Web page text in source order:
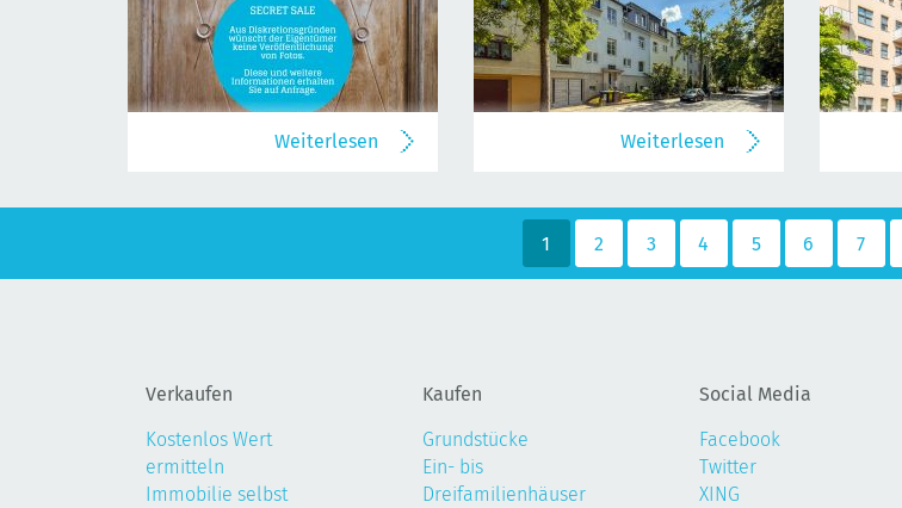
Weiterlesen Weiterlesen
1 2 3 4 5 6 7
Verkaufen
Kostenlos Wert
ermitteln
Immobilie selbst
Kaufen
Grundstücke
Ein- bis
Dreifamilienhäuser
Social Media
Facebook
Twitter
XING